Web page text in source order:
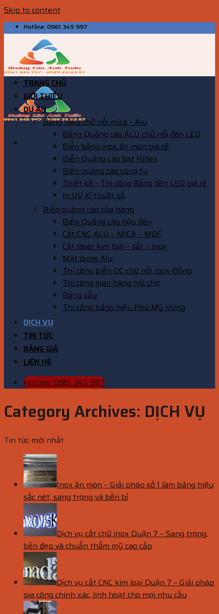
Skip to content
Hotline: 0961 345 997
TRANG CHỦ
GIỚI THIỆU
DỰ ÁN
Bảng hiệu chữ nổi mica – Alu
Bảng Quảng cáo ALU chữ nổi đèn LED
Biển bảng inox ăn mòn giá rẻ
Biển Quảng cáo bạt Hiflex
Biển quảng cáo công ty
Thiết kế – Thi công Bảng đèn LED giá rẻ
In UV kĩ thuật số
Biển quảng cáo cửa hàng
Biển Quảng cáo hộp đèn
Cắt CNC ALU – MICA – MDF
Cắt laser kim loại – sắt – inox
Mặt dựng Alu
Thi công biển QC chữ nổi inox-Đồng
Thi công gian hàng hội chợ
Bảng vẫy
Thi công bảng hiệu Phú Mỹ Hưng
DỊCH VỤ
TIN TỨC
BẢNG GIÁ
LIÊN HỆ
Hotline: 0961 345 997
Category Archives: DỊCH VỤ
Tin tức mới nhất
Inox ăn mòn – Giải pháp số 1 làm bảng hiệu
sắc nét, sang trọng và bền bỉ
Dịch vụ cắt chữ inox Quận 7 – Sang trọng,
bền đẹp và chuẩn thẩm mỹ cao cấp
Dịch vụ cắt CNC kim loại Quận 7 – Giải pháp
gia công chính xác, linh hoạt cho mọi nhu cầu